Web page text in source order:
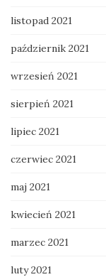
listopad 2021
październik 2021
wrzesień 2021
sierpień 2021
lipiec 2021
czerwiec 2021
maj 2021
kwiecień 2021
marzec 2021
luty 2021